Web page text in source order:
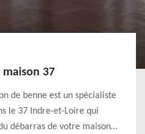
maison 37
de benne est un spécialiste
le 37 Indre-et-Loire qui
débarras de votre maison